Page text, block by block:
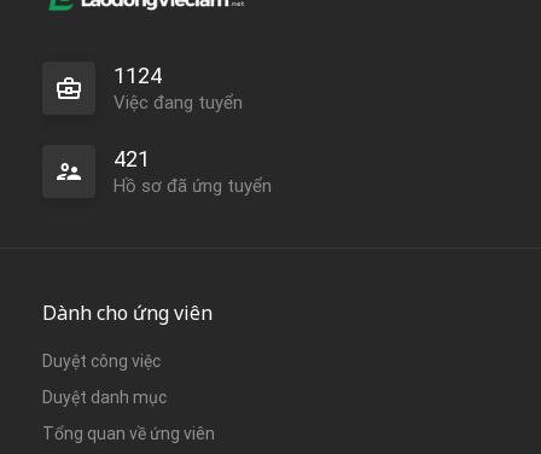
1124
Việc đang tuyển
421
Hồ sơ đã ứng tuyển
Dành cho ứng viên
Duyệt công việc
Duyệt danh mục
Tổng quan về ứng viên